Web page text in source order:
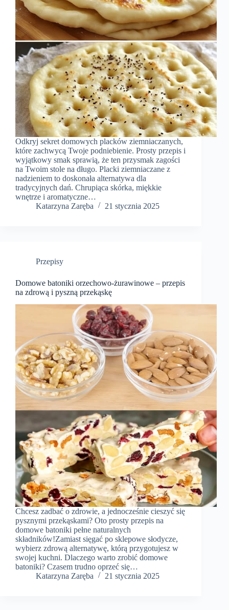
Odkryj sekret domowych placków ziemniaczanych,
które zachwycą Twoje podniebienie. Prosty przepis i
wyjątkowy smak sprawią, że ten przysmak zagości
na Twoim stole na długo. Placki ziemniaczane z
nadzieniem to doskonała alternatywa dla
tradycyjnych dań. Chrupiąca skórka, miękkie
wnętrze i aromatyczne…
Katarzyna Zaręba
21 stycznia 2025
Przepisy
Domowe batoniki orzechowo-żurawinowe – przepis
na zdrową i pyszną przekąskę
Chcesz zadbać o zdrowie, a jednocześnie cieszyć się
pysznymi przekąskami? Oto prosty przepis na
domowe batoniki pełne naturalnych
składników!Zamiast sięgać po sklepowe słodycze,
wybierz zdrową alternatywę, którą przygotujesz w
swojej kuchni. Dlaczego warto zrobić domowe
batoniki? Czasem trudno oprzeć się…
Katarzyna Zaręba
21 stycznia 2025